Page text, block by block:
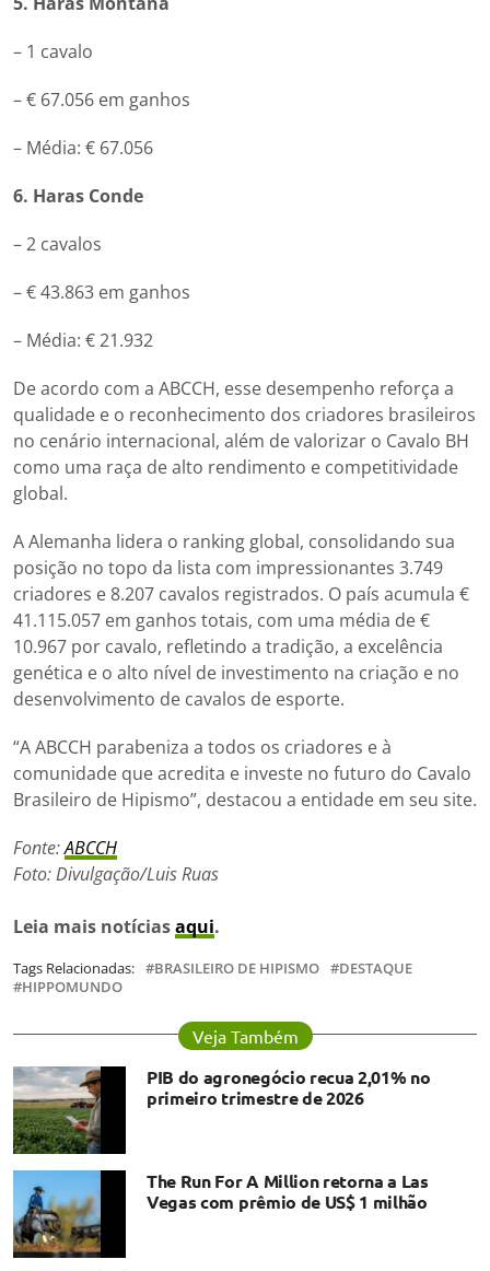
– 1 cavalo
– € 67.056 em ganhos
– Média: € 67.056
6. Haras Conde
– 2 cavalos
– € 43.863 em ganhos
– Média: € 21.932
De acordo com a ABCCH, esse desempenho reforça a
qualidade e o reconhecimento dos criadores brasileiros
no cenário internacional, além de valorizar o Cavalo BH
como uma raça de alto rendimento e competitividade
global.
A Alemanha lidera o ranking global, consolidando sua
posição no topo da lista com impressionantes 3.749
criadores e 8.207 cavalos registrados. O país acumula €
41.115.057 em ganhos totais, com uma média de €
10.967 por cavalo, refletindo a tradição, a excelência
genética e o alto nível de investimento na criação e no
desenvolvimento de cavalos de esporte.
“A ABCCH parabeniza a todos os criadores e à
comunidade que acredita e investe no futuro do Cavalo
Brasileiro de Hipismo”, destacou a entidade em seu site.
Fonte:ABCCH
Foto: Divulgação/Luis Ruas
Leia mais notíciasaqui.
Tags Relacionadas: BRASILEIRO DE HIPISMO
DESTAQUE
HIPPOMUNDO
Veja Também
PIB do agronegócio recua 2,01% no
primeiro trimestre de 2026
The Run For A Million retorna a Las
Vegas com prêmio de US$ 1 milhão